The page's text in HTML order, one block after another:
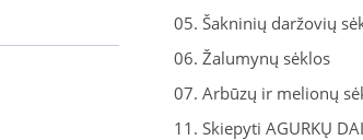
05. Šakninių daržovių
06. Žalumynų sėklos
07. Arbūzų ir melionų
11. Skiepyti AGURKŲ